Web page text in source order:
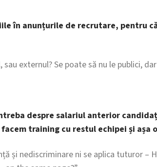
în anunțurile de recrutare, pentru
externul? Se poate să nu le publici,
despre salariul anterior
facem training cu restul echipei și așa
și nediscriminare ni se aplica tuturor –